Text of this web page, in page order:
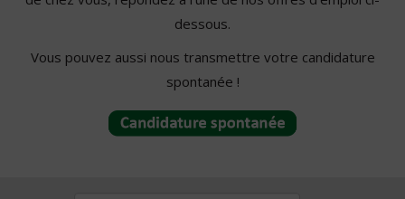
dessous.
Vous pouvez aussi nous transmettre votre candidature
spontanée !